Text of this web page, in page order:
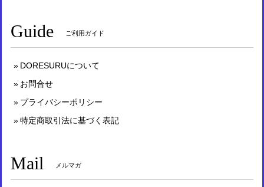
Guide ご利用ガイド
DORESURUについて
お問合せ
プライバシーポリシー
特定商取引法に基づく表記
Mail メルマガ